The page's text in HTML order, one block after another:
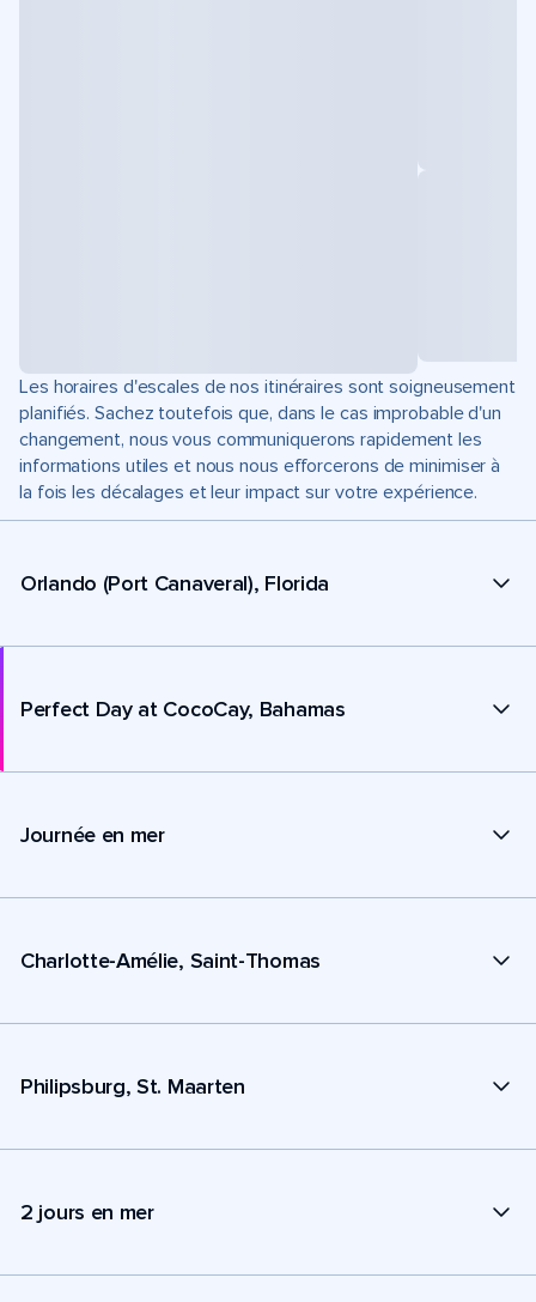
Les horaires d'escales de nos itinéraires sont soigneusement
planifiés. Sachez toutefois que, dans le cas improbable d'un
changement, nous vous communiquerons rapidement les
informations utiles et nous nous efforcerons de minimiser à
la fois les décalages et leur impact sur votre expérience.
Orlando (Port Canaveral), Florida
Perfect Day at CocoCay, Bahamas
Journée en mer
Charlotte-Amélie, Saint-Thomas
Philipsburg, St. Maarten
2 jours en mer